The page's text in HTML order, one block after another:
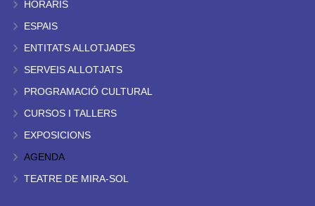
HORARIS
ESPAIS
ENTITATS ALLOTJADES
SERVEIS ALLOTJATS
PROGRAMACIÓ CULTURAL
CURSOS I TALLERS
EXPOSICIONS
AGENDA
TEATRE DE MIRA-SOL